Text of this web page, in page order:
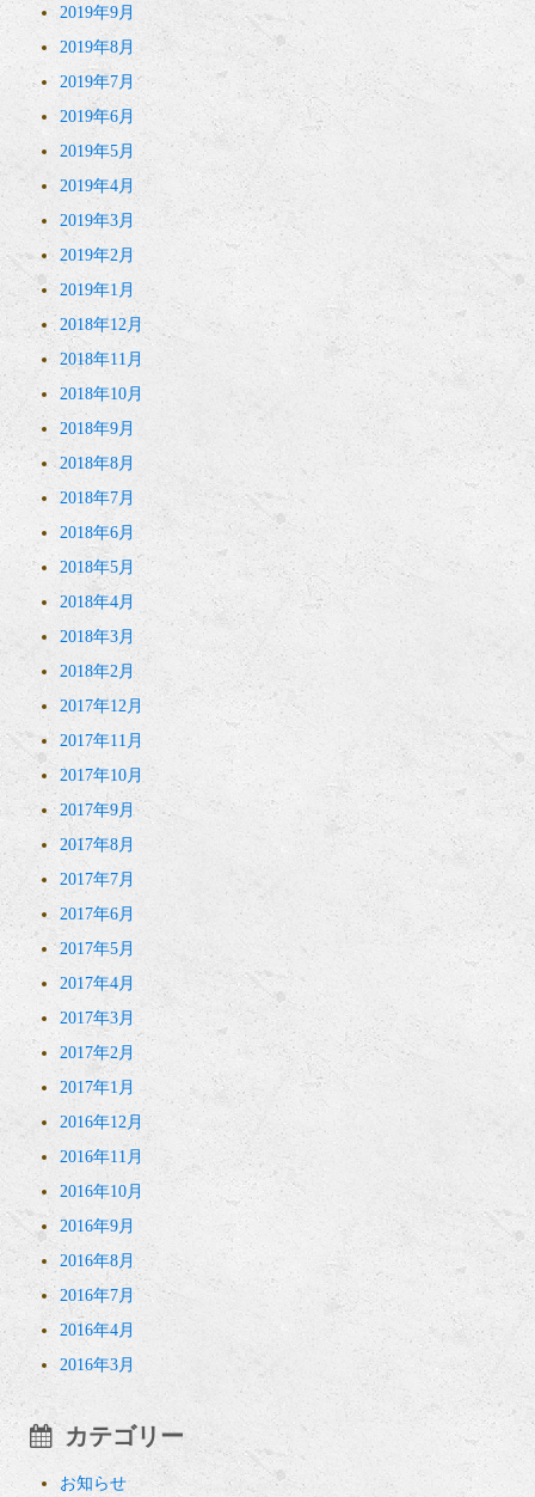
2019年9月
2019年8月
2019年7月
2019年6月
2019年5月
2019年4月
2019年3月
2019年2月
2019年1月
2018年12月
2018年11月
2018年10月
2018年9月
2018年8月
2018年7月
2018年6月
2018年5月
2018年4月
2018年3月
2018年2月
2017年12月
2017年11月
2017年10月
2017年9月
2017年8月
2017年7月
2017年6月
2017年5月
2017年4月
2017年3月
2017年2月
2017年1月
2016年12月
2016年11月
2016年10月
2016年9月
2016年8月
2016年7月
2016年4月
2016年3月
カテゴリー
お知らせ